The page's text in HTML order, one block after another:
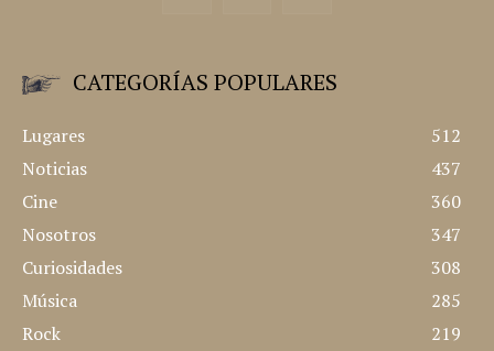
CATEGORÍAS POPULARES
Lugares
512
Noticias
437
Cine
360
Nosotros
347
Curiosidades
308
Música
285
Rock
219